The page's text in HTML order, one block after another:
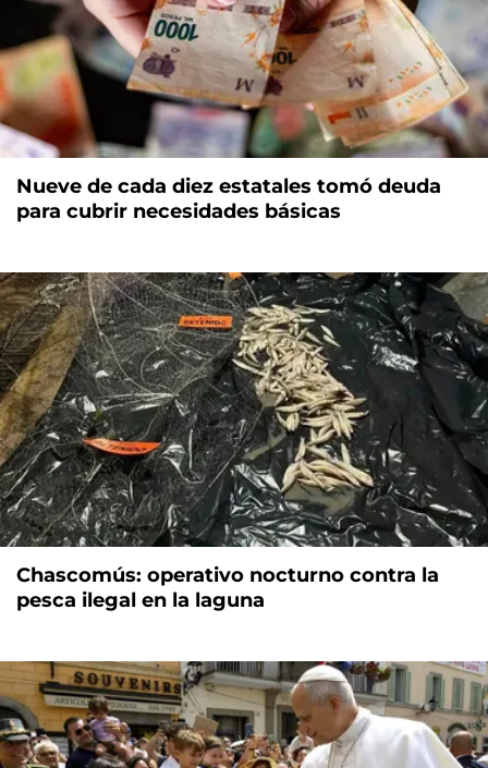
Nueve de cada diez estatales tomó deuda
para cubrir necesidades básicas
Chascomús: operativo nocturno contra la
pesca ilegal en la laguna